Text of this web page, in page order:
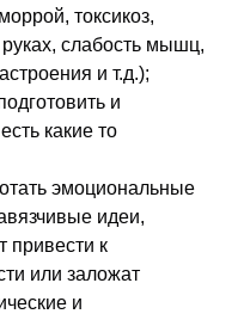
токсикоз,
слабость мышц,
и т.д.);
и
какие то
эмоциональные
идеи,
привести к
или заложат
и